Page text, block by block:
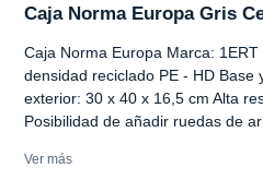
Caja Norma Europa Gris
Caja Norma Europa Marca:
densidad reciclado PE - HD Base
exterior: 30 x 40 x 16,5 cm Alta
Posibilidad de añadir ruedas de
Ver más